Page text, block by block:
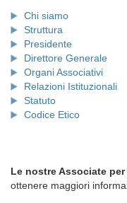
Chi siamo
Struttura
Presidente
Direttore Generale
Organi Associativi
Relazioni Istituzionali
Statuto
Codice Etico
Le nostre Associate
ottenere maggiori